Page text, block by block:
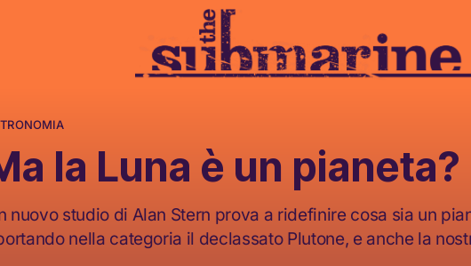
la Luna è un pianeta?
nuovo studio di Alan Stern prova a ridefinire cosa sia un
nella categoria il declassato Plutone, e anche la